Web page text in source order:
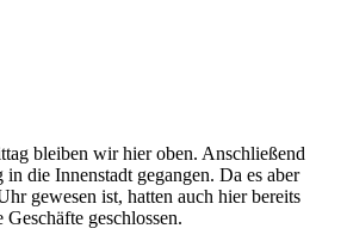
bleiben wir hier oben. Anschließend
die Innenstadt gegangen. Da es aber
gewesen ist, hatten auch hier bereits
geschlossen.